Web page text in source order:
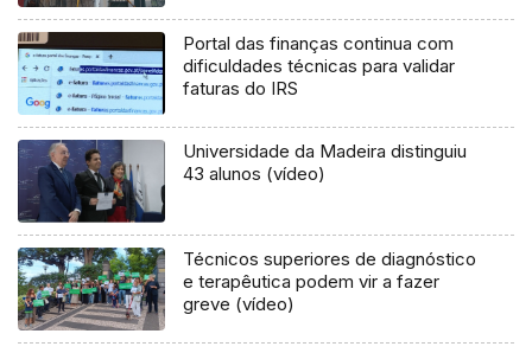
Portal das finanças continua com
dificuldades técnicas para validar
faturas do IRS
Universidade da Madeira distinguiu
43 alunos (vídeo)
Técnicos superiores de diagnóstico
e terapêutica podem vir a fazer
greve (vídeo)